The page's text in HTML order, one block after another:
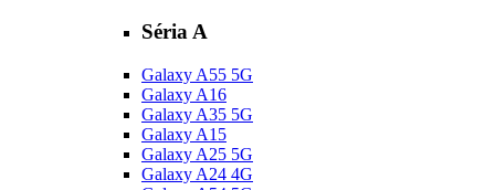
Séria A
Galaxy A55 5G
Galaxy A16
Galaxy A35 5G
Galaxy A15
Galaxy A25 5G
Galaxy A24 4G